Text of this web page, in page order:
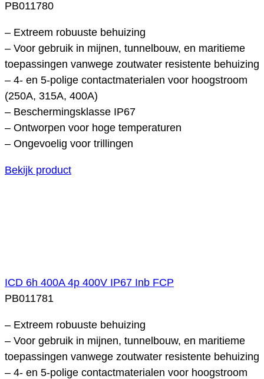
PB011780
– Extreem robuuste behuizing
– Voor gebruik in mijnen, tunnelbouw, en maritieme
toepassingen vanwege zoutwater resistente behuizing
– 4- en 5-polige contactmaterialen voor hoogstroom
(250A, 315A, 400A)
– Beschermingsklasse IP67
– Ontworpen voor hoge temperaturen
– Ongevoelig voor trillingen
Bekijk product
ICD 6h 400A 4p 400V IP67 Inb FCP
PB011781
– Extreem robuuste behuizing
– Voor gebruik in mijnen, tunnelbouw, en maritieme
toepassingen vanwege zoutwater resistente behuizing
– 4- en 5-polige contactmaterialen voor hoogstroom